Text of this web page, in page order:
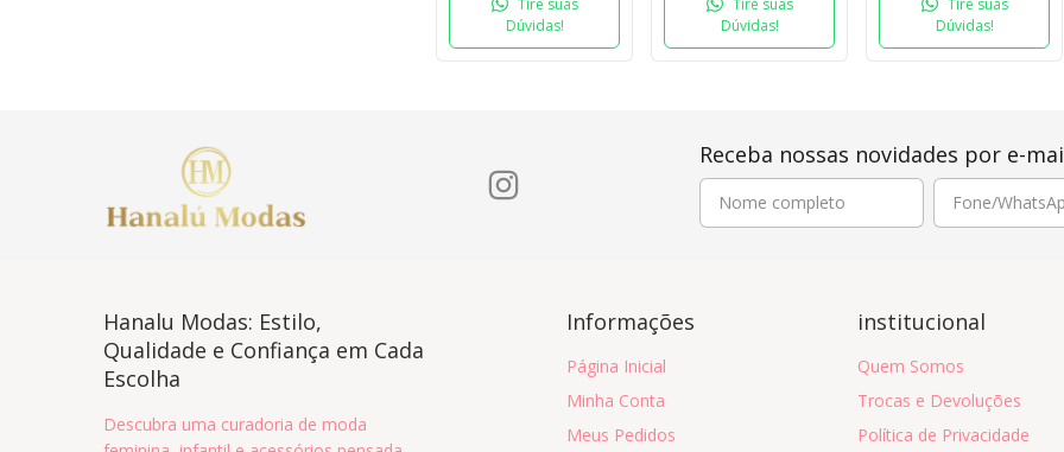
Dúvidas!
Dúvidas!
Dúvidas!
Receba nossas novidades por e-
Hanalu Modas: Estilo,
Qualidade e Confiança em Cada
Escolha
Descubra uma curadoria de moda
Informações
Página Inicial
Minha Conta
Meus Pedidos
institucional
Quem Somos
Trocas e Devoluções
Política de Privacidade